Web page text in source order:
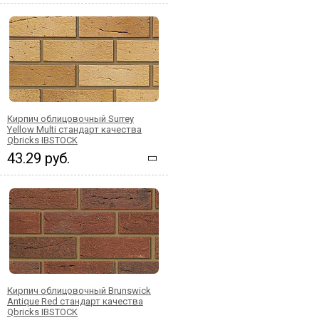
Кирпич облицовочный Surrey
Yellow Multi стандарт качества
Qbricks IBSTOCK
43.29 руб.
Кирпич облицовочный Brunswick
Antique Red стандарт качества
Qbricks IBSTOCK